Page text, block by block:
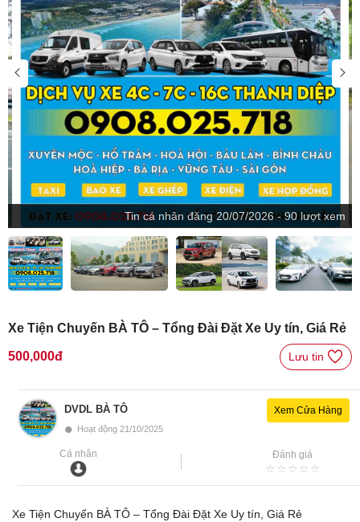
Tincá nhânđăng20/07/2026 - 90 lượt xem
Xe Tiện Chuyến BÀ TÔ – Tổng Đài Đặt Xe Uy tín, Giá Rẻ
500,000đ
DVDL BÀ TÔ Xem Cửa Hàng
• Hoạt động 21/10/2025
Cá nhân Đánh giá
Xe Tiện Chuyến BÀ TÔ – Tổng Đài Đặt Xe Uy tín, Giá Rẻ